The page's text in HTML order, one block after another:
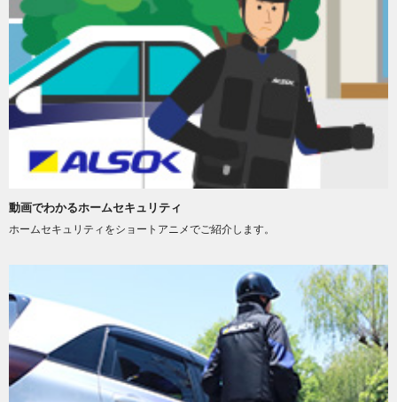
動画でわかるホームセキュリティ
ホームセキュリティをショートアニメでご紹介します。